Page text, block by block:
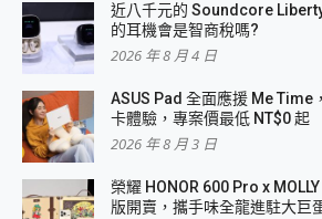
近八千元的 Soundcore
的耳機會是智商稅嗎?
2026 年 8 月 4 日
ASUS Pad 全面應援 Me Time
卡體驗，專案價最低 NT$0 起
2026 年 8 月 3 日
榮耀 HONOR 600 Pro x
版開賣，攜手味全龍進駐大巨